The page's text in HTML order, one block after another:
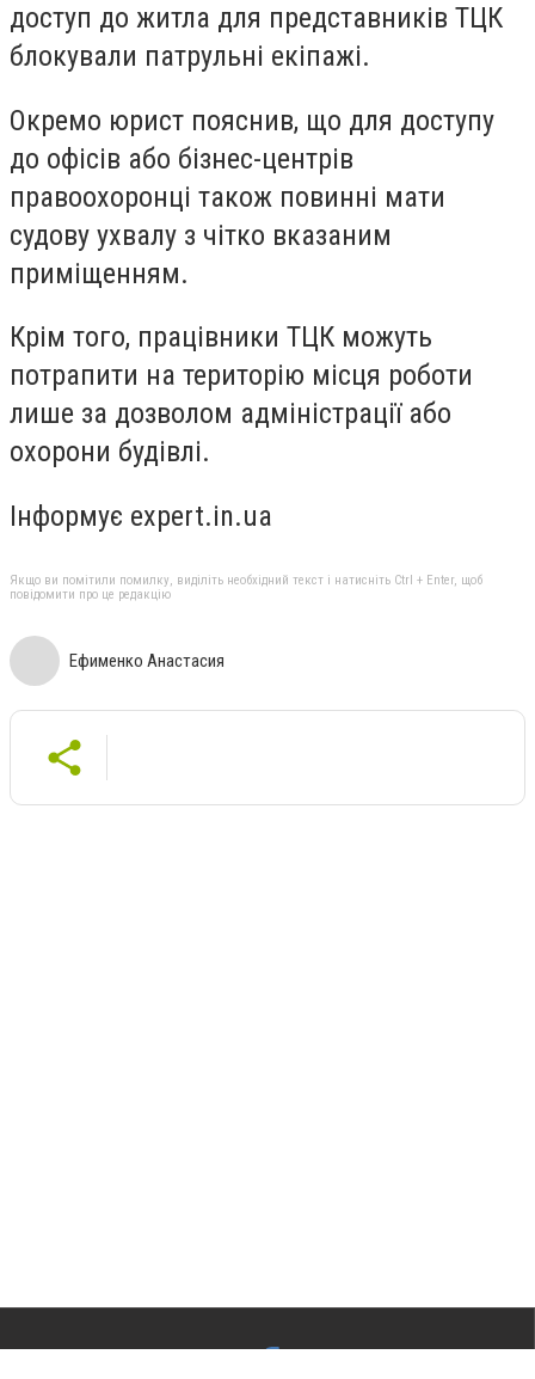
доступ до житла для представників ТЦК
блокували патрульні екіпажі.
Окремо юрист пояснив, що для доступу
до офісів або бізнес-центрів
правоохоронці також повинні мати
судову ухвалу з чітко вказаним
приміщенням.
Крім того, працівники ТЦК можуть
потрапити на територію місця роботи
лише за дозволом адміністрації або
охорони будівлі.
Інформує expert.in.ua
Якщо ви помітили помилку, виділіть необхідний текст і натисніть Ctrl + Enter, щоб
повідомити про це редакцію
Ефименко Анастасия